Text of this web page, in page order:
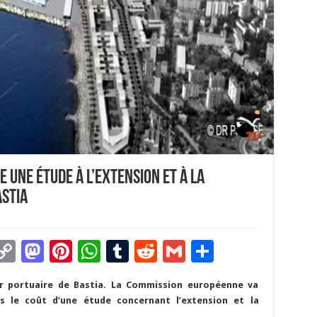
une étude à l’extension et à la
C
p
M
as
to
Pi
er
W
at
T
m
R
e
d
G
ai
P
ar
ta
portuaire de Bastia. La Commission européenne va
le coût d’une étude concernant l’extension et la